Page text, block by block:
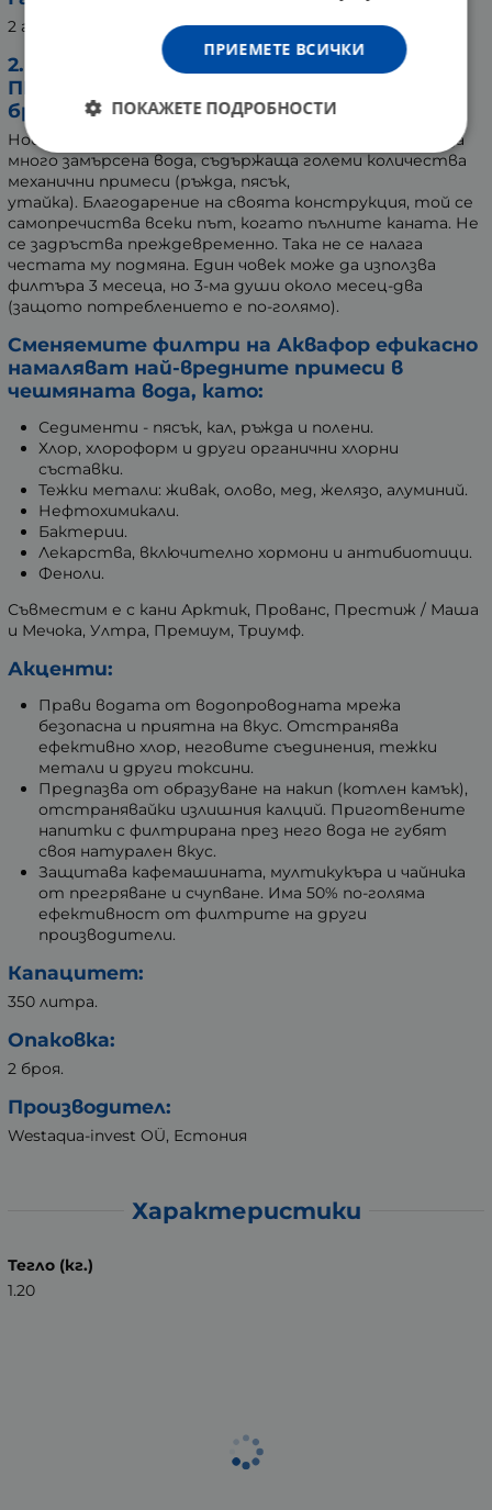
2 години.
2. АКВАФОР СМЕНЯЕМ ФИЛТЪР ЗА
ПРЕЧИСТВАНЕ НА ВОДА А 5 350 литра * 2
броя
Новият
е създаден специално за
много замърсена вода, съдържаща големи количества
механични примеси (ръжда, пясък,
утайка). Благодарение на своята конструкция, той се
самопречиства всеки път, когато пълните каната. Не
се задръства преждевременно. Така не се налага
честата му подмяна. Един човек може да използва
филтъра 3 месеца, но 3-ма души около месец-два
(защото потреблението е по-голямо).
Сменяемите филтри на Аквафор ефикасно
намаляват най-вредните примеси в
чешмяната вода, като:
Седименти - пясък, кал, ръжда и полени.
Хлор, хлороформ и други органични хлорни
съставки.
Тежки метали: живак, олово, мед, желязо, алуминий.
Нефтохимикали.
Бактерии.
Лекарства, включително хормони и антибиотици.
Феноли.
Съвместим е с кани Арктик, Прованс, Престиж / Маша
и Мечока, Ултра, Премиум, Триумф.
Акценти:
Прави водата от водопроводната мрежа
безопасна и приятна на вкус. Отстранява
ефективно хлор, неговите съединения, тежки
метали и други токсини.
Предпазва от образуване на накип (котлен камък),
отстранявайки излишния калций. Приготвените
напитки с филтрирана през него вода не губят
своя натурален вкус.
Защитава кафемашината, мултикукъра и чайника
от прегряване и счупване. Има 50% по-голяма
ефективност от филтрите на други
производители.
Капацитет:
350 литра.
Опаковка:
2 броя.
Производител:
Westaqua-invest OÜ, Естония
Характеристики
Тегло (кг.)
1.20
ПРИЕМЕТЕ ВСИЧКИ
ПОКАЖЕТЕ ПОДРОБНОСТИ